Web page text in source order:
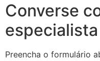
Converse
especialista
Preencha o formulário